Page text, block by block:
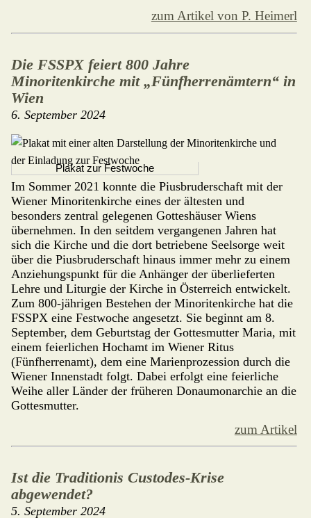
zum Artikel von P. Heimerl
Die FSSPX feiert 800 Jahre
Minoritenkirche mit „Fünfherrenämtern“ in
Wien
6. September 2024
Plakat zur Festwoche
Im Sommer 2021 konnte die Pius­bru­der­schaft mit der
Wiener Minori­ten­kirche eines der ältesten und
besonders zentral gelegenen Gotteshäuser Wiens
übernehmen. In den seitdem vergange­nen Jahren hat
sich die Kirche und die dort betriebene Seelsorge weit
über die Piusbruderschaft hinaus immer mehr zu einem
Anziehungspunkt für die Anhänger der überlieferten
Lehre und Liturgie der Kirche in Österreich entwickelt.
Zum 800-jährigen Bestehen der Minoritenkirche hat die
FSSPX eine Festwoche angesetzt. Sie beginnt am 8.
September, dem Geburtstag der Gottes­mut­ter Maria, mit
einem feierlichen Hochamt im Wiener Ritus
(Fünfherren­amt), dem eine Marienprozession durch die
Wiener Innen­stadt folgt. Dabei erfolgt eine feierliche
Weihe aller Länder der früheren Donau­monar­chie an die
Gottesmutter.
zum Artikel
Ist die Traditionis Custodes-Krise
abgewendet?
5. September 2024